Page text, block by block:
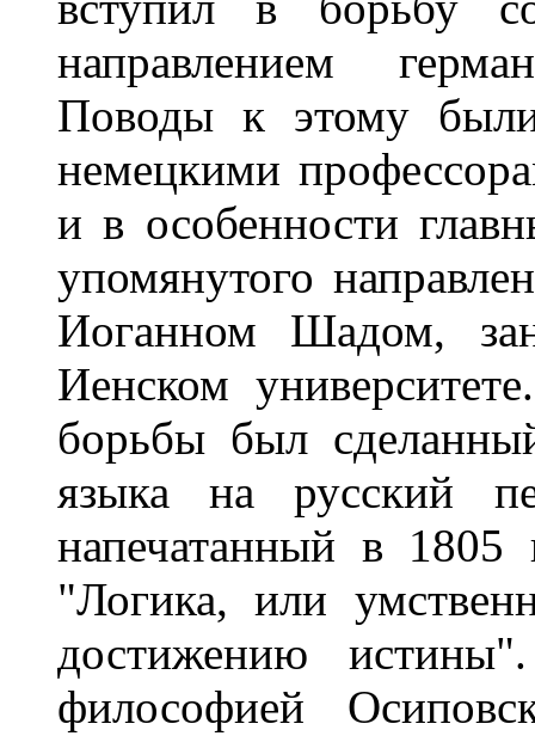
направлением
Поводы к этому
немецкими
и в особенности
упомянутого
Иоганном Шадом,
Иенском
борьбы был
языка на русский
напечатанный в 1805
"Логика, или
достижению
философией